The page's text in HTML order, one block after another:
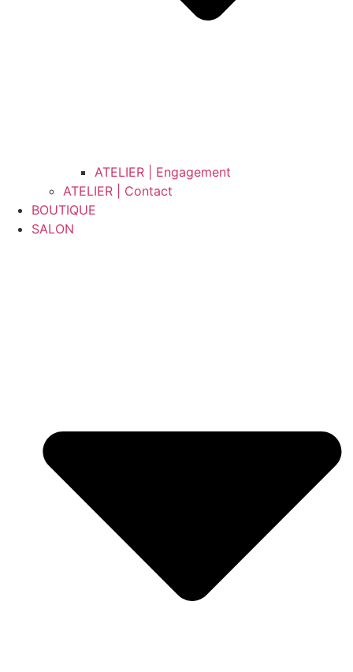
ATELIER | Engagement
ATELIER | Contact
BOUTIQUE
SALON